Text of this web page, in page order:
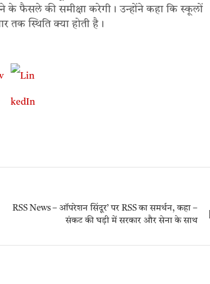
के फैसले की समीक्षा करेगी। उन्होंने कहा कि स्कूलों
तक स्थिति क्या होती है।
RSS News – ऑपरेशन सिंदूर’ पर RSS का समर्थन, कहा –
संकट की घड़ी में सरकार और सेना के साथ